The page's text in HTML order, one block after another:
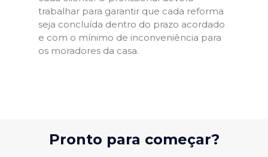
trabalhar para garantir que cada reforma
seja concluída dentro do prazo acordado
e com o mínimo de inconveniência para
os moradores da casa.
Pronto para começar?